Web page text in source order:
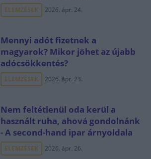
ELEMZÉSEK 2026. ápr. 24.
Mennyi adót fizetnek a
magyarok? Mikor jöhet az újabb
adócsökkentés?
ELEMZÉSEK 2026. ápr. 23.
Nem feltétlenül oda kerül a
használt ruha, ahová gondolnánk
- A second-hand ipar árnyoldala
ELEMZÉSEK 2026. ápr. 26.